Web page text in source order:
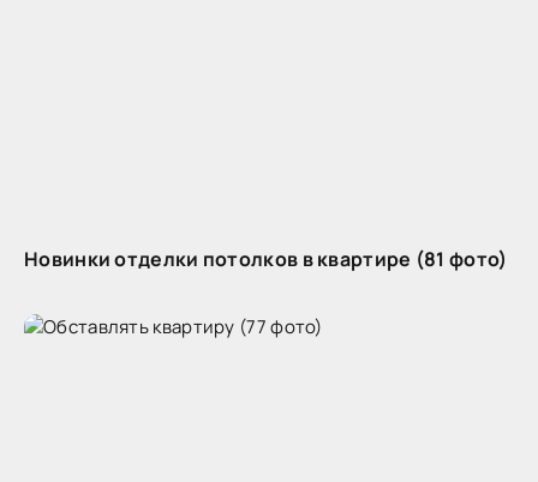
Новинки отделки потолков в квартире (81 фото)